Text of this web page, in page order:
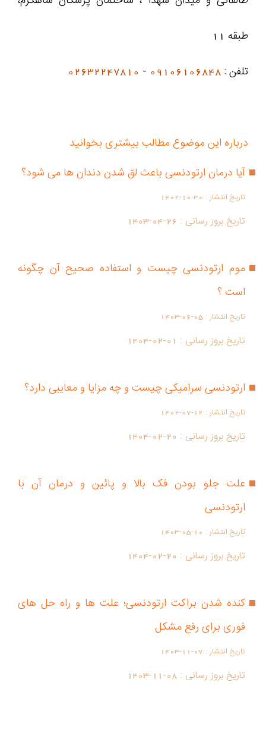
طبقه 11
تلفن : 09106106848
-
02632247810
درباره این موضوع مطالب بیشتری بخوانید
آیا درمان ارتودنسی باعث لق شدن دندان ها می شود؟
تاریخ انتشار : 1402-10-30
تاریخ بروز رسانی : 1403-04-26
موم ارتودنسی چیست و استفاده صحیح آن چگونه
است ؟
تاریخ انتشار : 1403-06-05
تاریخ بروز رسانی : 1404-02-01
ارتودنسی سرامیکی چیست و چه مزایا و معایبی دارد؟
تاریخ انتشار : 1402-07-12
تاریخ بروز رسانی : 1404-02-20
علت جلو بودن فک بالا و پائین و درمان آن با
ارتودنسی
تاریخ انتشار : 1403-05-10
تاریخ بروز رسانی : 1404-02-20
کنده شدن براکت ارتودنسی؛ علت ها و راه حل های
فوری برای رفع مشکل
تاریخ انتشار : 1403-11-07
تاریخ بروز رسانی : 1403-11-08